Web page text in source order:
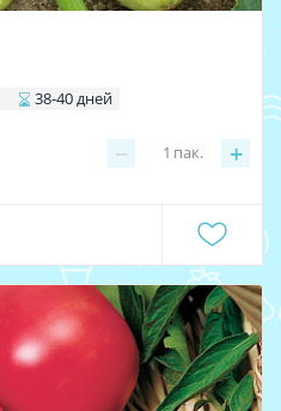
38-40 дней
− +
1 пак.